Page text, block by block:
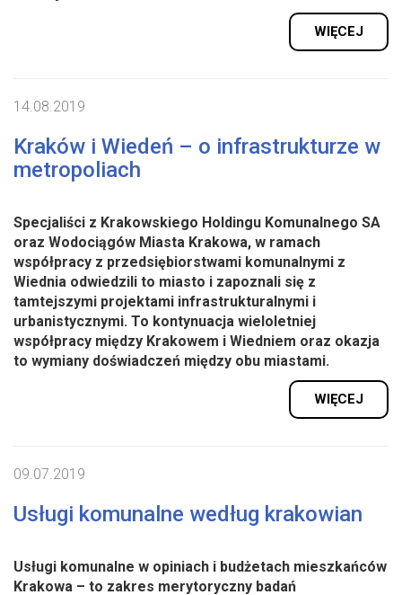
WIĘCEJ
14.08.2019
Kraków i Wiedeń – o infrastrukturze w
metropoliach
Specjaliści z Krakowskiego Holdingu Komunalnego SA
oraz Wodociągów Miasta Krakowa, w ramach
współpracy z przedsiębiorstwami komunalnymi z
Wiednia odwiedzili to miasto i zapoznali się z
tamtejszymi projektami infrastrukturalnymi i
urbanistycznymi. To kontynuacja wieloletniej
współpracy między Krakowem i Wiedniem oraz okazja
to wymiany doświadczeń między obu miastami.
WIĘCEJ
09.07.2019
Usługi komunalne według krakowian
Usługi komunalne w opiniach i budżetach mieszkańców
Krakowa – to zakres merytoryczny badań